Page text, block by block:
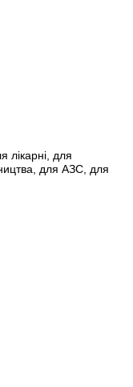
лікарні, для
для АЗС, для